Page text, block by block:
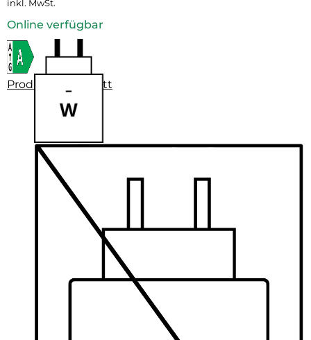
inkl. MwSt.
Online verfügbar
Produktdatenblatt